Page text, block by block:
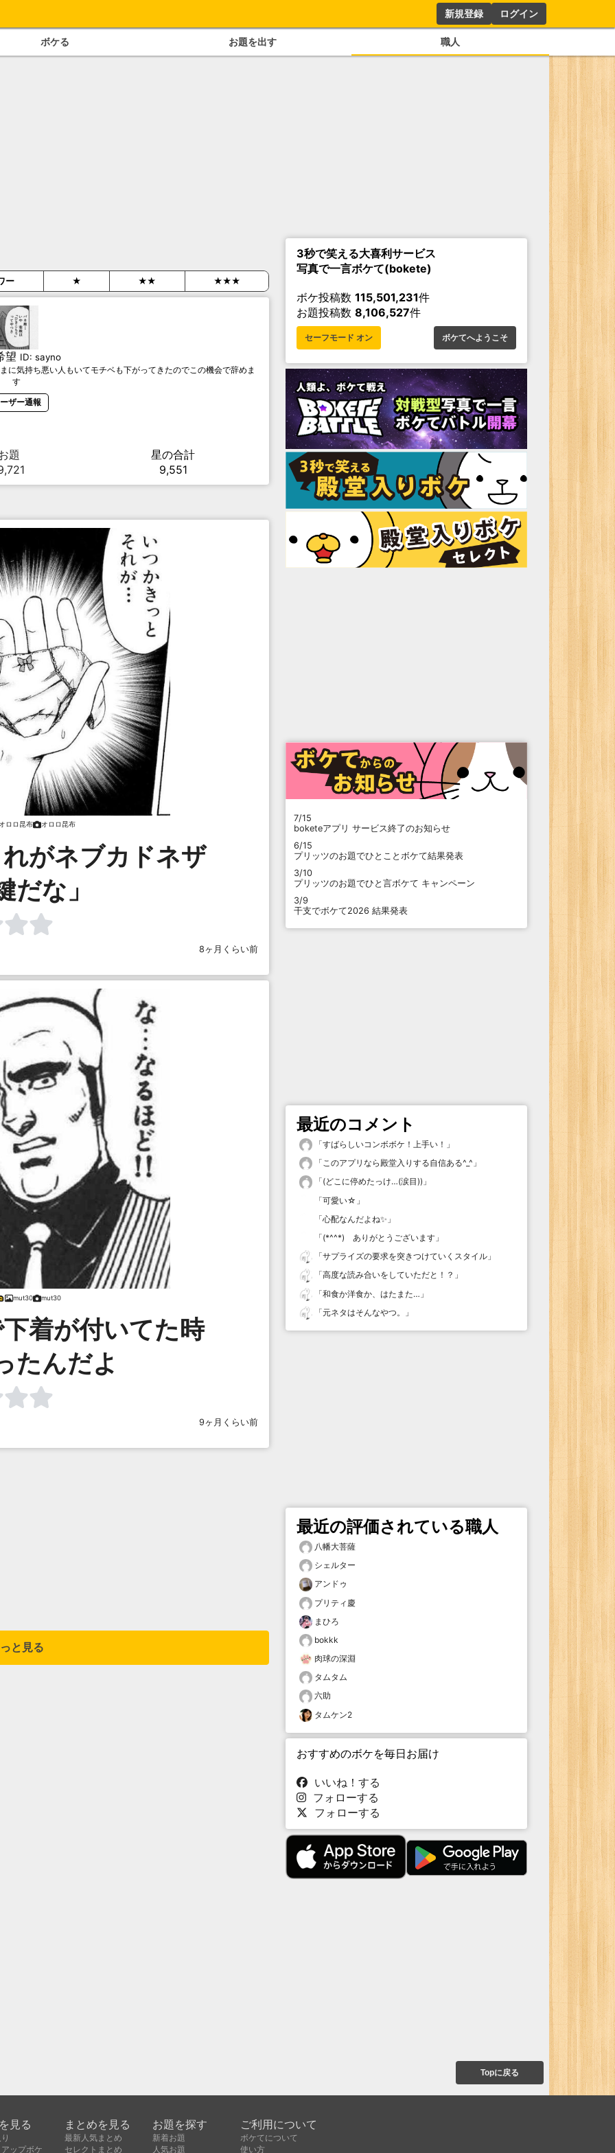
新規登録 ログイン
ボケる お題を出す 職人
ー ★ ★★ ★★★
望 ID: sayno
に気持ち悪い人もいてモチベも下がってきたのでこの機会で辞めま
す
ザー通報
題
星の合計
9,551
ロロ昆布 オロロ昆布
がネブカドネザ
だな」
8ヶ月くらい前
mut30 mut30
着が付いてた時
たんだよ
9ヶ月くらい前
と見る
3秒で笑える大喜利サービス
写真で一言ボケて(bokete)
ボケ投稿数 115,501,231件
お題投稿数 8,106,527件
セーフモード オン ボケてへようこそ
7/15
boketeアプリ サービス終了のお知らせ
6/15
プリッツのお題でひとことボケて結果発表
3/10
プリッツのお題でひと言ボケて キャンペーン
3/9
干支でボケて2026 結果発表
最近のコメント
「すばらしいコンボボケ！上手い！ 」
「このアプリなら殿堂入りする自信ある^_^ 」
「(どこに停めたっけ…(涙目)) 」
「可愛い☆ 」
「心配なんだよね✨ 」
「(*^^*) ありがとうございます 」
「サプライズの要求を突きつけていくスタイル 」
「高度な読み合いをしていただと！？ 」
「和食か洋食か、はたまた… 」
「元ネタはそんなやつ。 」
最近の評価されている職人
八幡大菩薩
シェルター
アンドゥ
プリティ慶
まひろ
bokkk
肉球の深淵
タムタム
六助
タムケン2
おすすめのボケを毎日お届け
いいね！する
フォローする
フォローする
Topに戻る
見る
ップボケ
まとめを見る
最新人気まとめ
セレクトまとめ
お題を探す
新着お題
人気お題
ご利用について
ボケてについて
使い方